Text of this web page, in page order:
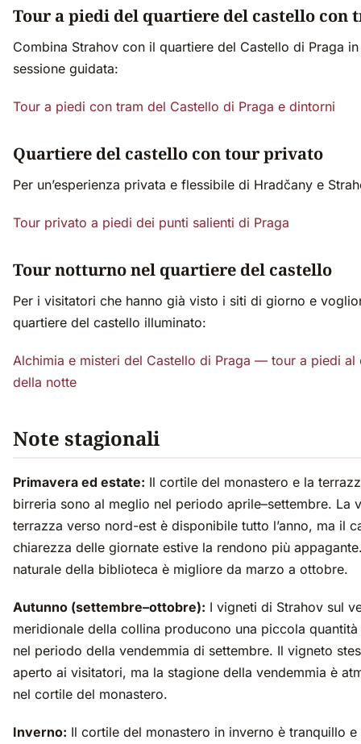
Tour a piedi del quartiere del castello con
Combina Strahov con il quartiere del Castello di Praga in
sessione guidata:
Tour a piedi con tram del Castello di Praga e dintorni
Quartiere del castello con tour privato
Per un’esperienza privata e flessibile di Hradčany e
Tour privato a piedi dei punti salienti di Praga
Tour notturno nel quartiere del castello
Per i visitatori che hanno già visto i siti di giorno e
quartiere del castello illuminato:
Alchimia e misteri del Castello di Praga — tour a piedi al
della notte
Note stagionali
Primavera ed estate: Il cortile del monastero e la
birreria sono al meglio nel periodo aprile–settembre. La
terrazza verso nord-est è disponibile tutto l’anno, ma il
chiarezza delle giornate estive la rendono più
naturale della biblioteca è migliore da marzo a ottobre.
Autunno (settembre–ottobre): I vigneti di Strahov sul
meridionale della collina producono una piccola
nel periodo della vendemmia di settembre. Il vigneto
aperto ai visitatori, ma la stagione della vendemmia è
nel cortile del monastero.
Inverno: Il cortile del monastero in inverno è tranquillo e